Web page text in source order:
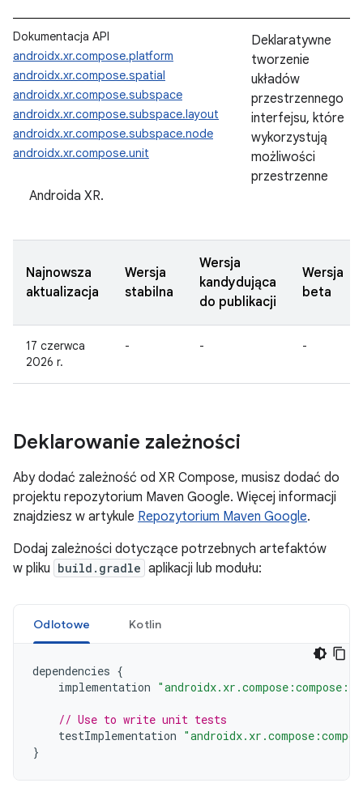
Dokumentacja API
androidx.xr.compose.platform
androidx.xr.compose.spatial
androidx.xr.compose.subspace
androidx.xr.compose.subspace.layout
androidx.xr.compose.subspace.node
androidx.xr.compose.unit
Deklaratywne
tworzenie
układów
przestrzennego
interfejsu, które
wykorzystują
możliwości
przestrzenne
Androida XR.
Najnowsza
aktualizacja
Wersja
stabilna
Wersja
kandydująca
do publikacji
Wersja
beta
17 czerwca
2026 r.
- - -
Deklarowanie zależności
Aby dodać zależność od XR Compose, musisz dodać do
projektu repozytorium Maven Google. Więcej informacji
znajdziesz w artykule Repozytorium Maven Google.
Dodaj zależności dotyczące potrzebnych artefaktów
w pliku build.gradle aplikacji lub modułu:
Odlotowe Kotlin
dependencies {
implementation
// Use to write unit tests
testImplementation
}